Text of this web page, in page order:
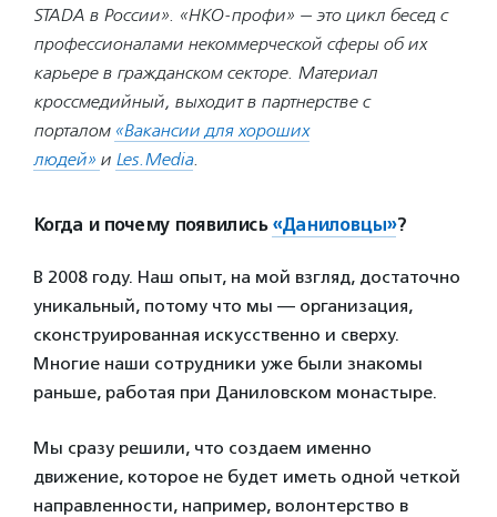
STADA в России». «НКО-профи» — это цикл бесед с
профессионалами некоммерческой сферы об их
карьере в гражданском секторе. Материал
кроссмедийный, выходит в партнерстве с
порталом «Вакансии для хороших
людей» и Les.Media.
Когда и почему появились «Даниловцы»?
В 2008 году. Наш опыт, на мой взгляд, достаточно
уникальный, потому что мы — организация,
сконструированная искусственно и сверху.
Многие наши сотрудники уже были знакомы
раньше, работая при Даниловском монастыре.
Мы сразу решили, что создаем именно
движение, которое не будет иметь одной четкой
направленности, например, волонтерство в